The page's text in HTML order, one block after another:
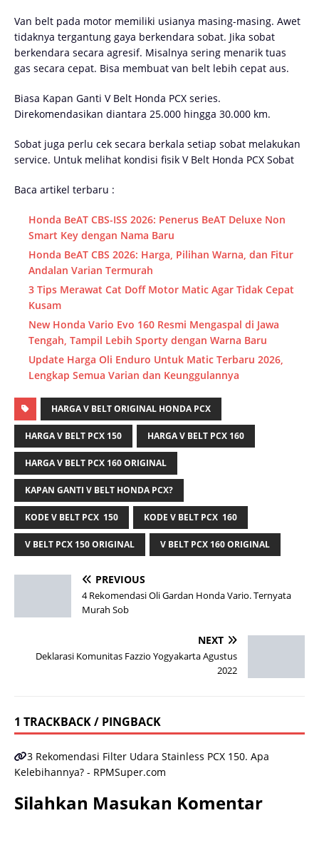
Van belt pada motor memiliki usianya masing-masing. Awet
tidaknya tergantung gaya berkendara sobat. Jika sobat
berkendara secara agresif. Misalnya sering menarik tuas
gas secara cepat. Bisa membuat van belt lebih cepat aus.
Biasa Kapan Ganti V Belt Honda PCX series.
Direkomendasikan diantara 25.000 hingga 30.000 km.
Sobat juga perlu cek secara berkala setiap sobat melakukan
service. Untuk melihat kondisi fisik V Belt Honda PCX Sobat
Baca artikel terbaru :
Honda BeAT CBS-ISS 2026: Penerus BeAT Deluxe Non
Smart Key dengan Nama Baru
Honda BeAT CBS 2026: Harga, Pilihan Warna, dan Fitur
Andalan Varian Termurah
3 Tips Merawat Cat Doff Motor Matic Agar Tidak Cepat
Kusam
New Honda Vario Evo 160 Resmi Mengaspal di Jawa
Tengah, Tampil Lebih Sporty dengan Warna Baru
Update Harga Oli Enduro Untuk Matic Terbaru 2026,
Lengkap Semua Varian dan Keunggulannya
HARGA V BELT ORIGINAL HONDA PCX
HARGA V BELT PCX 150 HARGA V BELT PCX 160
HARGA V BELT PCX 160 ORIGINAL
KAPAN GANTI V BELT HONDA PCX?
KODE V BELT PCX 150 KODE V BELT PCX 160
V BELT PCX 150 ORIGINAL V BELT PCX 160 ORIGINAL
PREVIOUS
4 Rekomendasi Oli Gardan Honda Vario. Ternyata
Murah Sob
NEXT
Deklarasi Komunitas Fazzio Yogyakarta Agustus
2022
1 TRACKBACK / PINGBACK
3 Rekomendasi Filter Udara Stainless PCX 150. Apa
Kelebihannya? - RPMSuper.com
Silahkan Masukan Komentar